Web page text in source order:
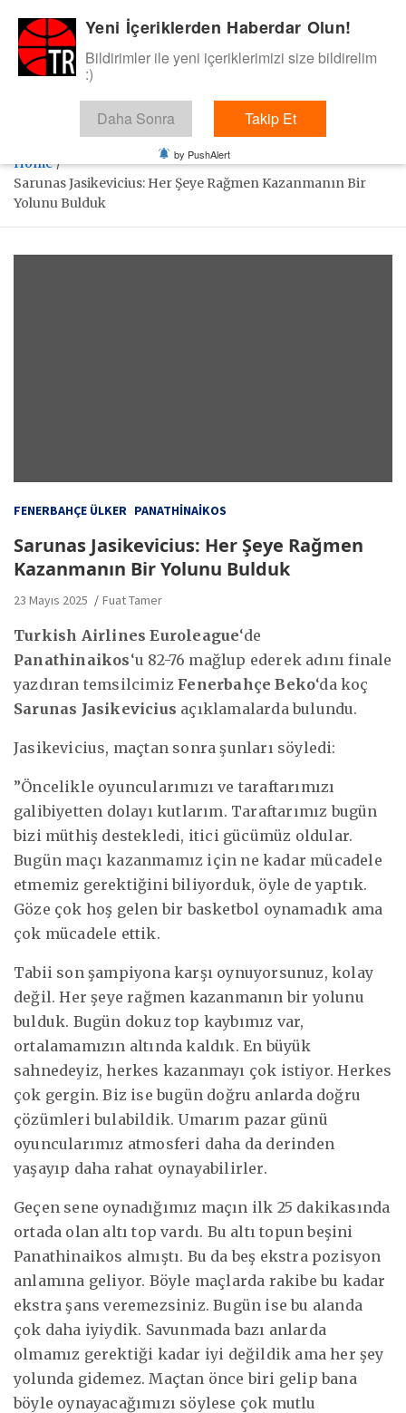
content
BasketTR
Sol dip çizgiden bir basket de bizden gelsin dedik.
Home
Sarunas Jasikevicius: Her Şeye Rağmen Kazanmanın Bir
Yolunu Bulduk
FENERBAHÇE ÜLKER PANATHINAIKOS
Sarunas Jasikevicius: Her Şeye Rağmen
Kazanmanın Bir Yolunu Bulduk
23 Mayıs 2025 Fuat Tamer
Turkish Airlines Euroleague‘de
Panathinaikos‘u 82-76 mağlup ederek adını finale
yazdıran temsilcimiz Fenerbahçe Beko‘da koç
Sarunas Jasikevicius açıklamalarda bulundu.
Jasikevicius, maçtan sonra şunları söyledi:
”Öncelikle oyuncularımızı ve taraftarımızı
galibiyetten dolayı kutlarım. Taraftarımız bugün
bizi müthiş destekledi, itici gücümüz oldular.
Bugün maçı kazanmamız için ne kadar mücadele
etmemiz gerektiğini biliyorduk, öyle de yaptık.
Göze çok hoş gelen bir basketbol oynamadık ama
çok mücadele ettik.
Tabii son şampiyona karşı oynuyorsunuz, kolay
değil. Her şeye rağmen kazanmanın bir yolunu
bulduk. Bugün dokuz top kaybımız var,
ortalamamızın altında kaldık. En büyük
sahnedeyiz, herkes kazanmayı çok istiyor. Herkes
çok gergin. Biz ise bugün doğru anlarda doğru
çözümleri bulabildik. Umarım pazar günü
oyuncularımız atmosferi daha da derinden
yaşayıp daha rahat oynayabilirler.
Geçen sene oynadığımız maçın ilk 25 dakikasında
ortada olan altı top vardı. Bu altı topun beşini
Panathinaikos almıştı. Bu da beş ekstra pozisyon
anlamına geliyor. Böyle maçlarda rakibe bu kadar
ekstra şans veremezsiniz. Bugün ise bu alanda
çok daha iyiydik. Savunmada bazı anlarda
olmamız gerektiği kadar iyi değildik ama her şey
yolunda gidemez. Maçtan önce biri gelip bana
böyle oynayacağımızı söylese çok mutlu
Yeni İçeriklerden Haberdar Olun!
Bildirimler ile yeni içeriklerimizi size bildirelim
:)
Daha Sonra Takip Et
by PushAlert